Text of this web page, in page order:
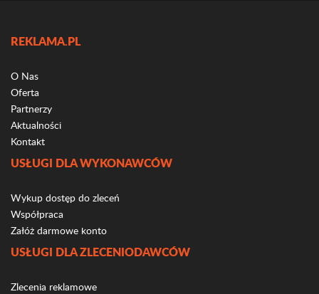
REKLAMA.PL
O Nas
Oferta
Partnerzy
Aktualności
Kontakt
USŁUGI DLA WYKONAWCÓW
Wykup dostęp do zleceń
Współpraca
Załóż darmowe konto
USŁUGI DLA ZLECENIODAWCÓW
Zlecenia reklamowe